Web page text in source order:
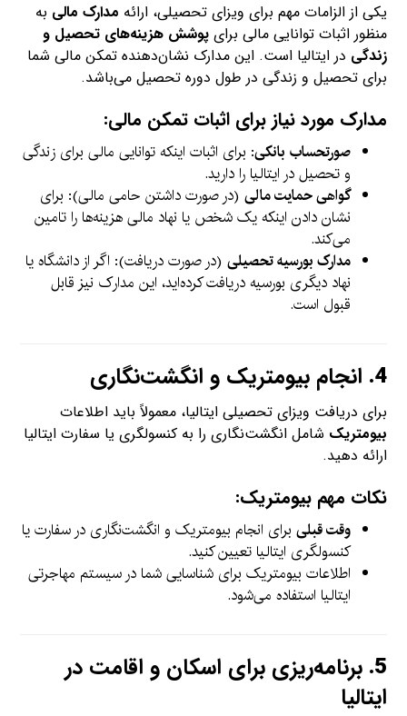
یکی از الزامات مهم برای ویزای تحصیلی، ارائه مدارک مالی به
منظور اثبات توانایی مالی برایپوشش هزینه‌های تحصیل و
زندگی در ایتالیا است. این مدارک نشان‌دهنده تمکن مالی شما
برای تحصیل و زندگی در طول دوره تحصیل می‌باشد.
مدارک مورد نیاز برای اثبات تمکن مالی:
صورتحساب بانکی: برای اثبات اینکه توانایی مالی برای زندگی
و تحصیل در ایتالیا را دارید.
گواهی حمایت مالی (در صورت داشتن حامی مالی): برای
نشان دادن اینکه یک شخص یا نهاد مالی هزینه‌ها را تامین
می‌کند.
مدارک بورسیه تحصیلی (در صورت دریافت): اگر از دانشگاه یا
نهاد دیگری بورسیه دریافت کرده‌اید، این مدارک نیز قابل
قبول است.
4. انجام بیومتریک و انگشت‌نگاری
برای دریافت ویزای تحصیلی ایتالیا، معمولاً باید اطلاعات
بیومتریک شامل انگشت‌نگاری را به کنسولگری یا سفارت ایتالیا
ارائه دهید.
نکات مهم بیومتریک:
وقت قبلی برای انجام بیومتریک و انگشت‌نگاری در سفارت یا
کنسولگری ایتالیا تعیین کنید.
اطلاعات بیومتریک برای شناسایی شما در سیستم مهاجرتی
ایتالیا استفاده می‌شود.
5. برنامه‌ریزی برای اسکان و اقامت در
ایتالیا